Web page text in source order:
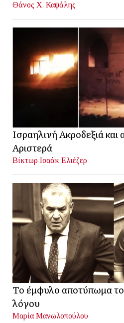
Θάνος Χ. Καψάλης
Ισραηλινή Ακροδεξιά και
Αριστερά
Βίκτωρ Ισαάκ Ελιέζερ
Το έμφυλο αποτύπωμα
λόγου
Μαρία Μανωλοπούλου